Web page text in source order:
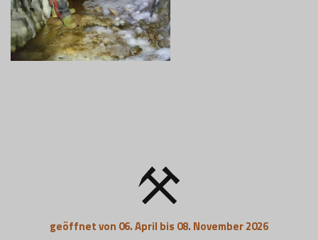
geöffnet von 06. April bis 08. November 2026